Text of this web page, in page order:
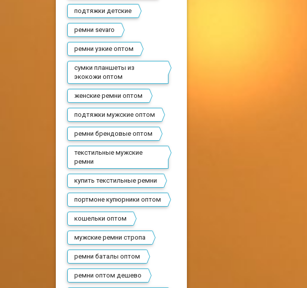
подтяжки детские
ремни sevaro
ремни узкие оптом
сумки планшеты из
экокожи оптом
женские ремни оптом
подтяжки мужские оптом
ремни брендовые оптом
текстильные мужские
ремни
купить текстильные ремни
портмоне купюрники оптом
кошельки оптом
мужские ремни стропа
ремни баталы оптом
ремни оптом дешево